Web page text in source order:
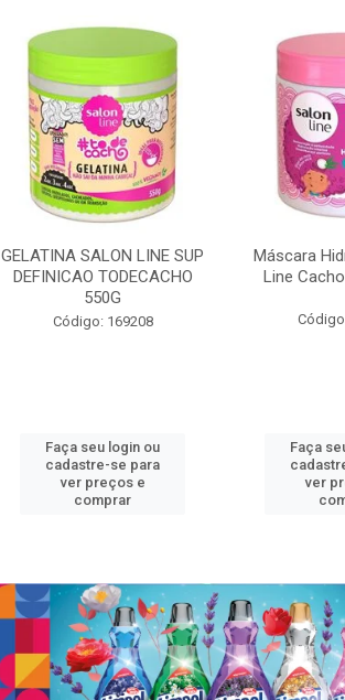
GELATINA SALON LINE SUP
DEFINICAO TODECACHO
550G
Código: 169208
Faça seu login ou
cadastre-se para
ver preços e
comprar
Máscara
Line
Faça
ver